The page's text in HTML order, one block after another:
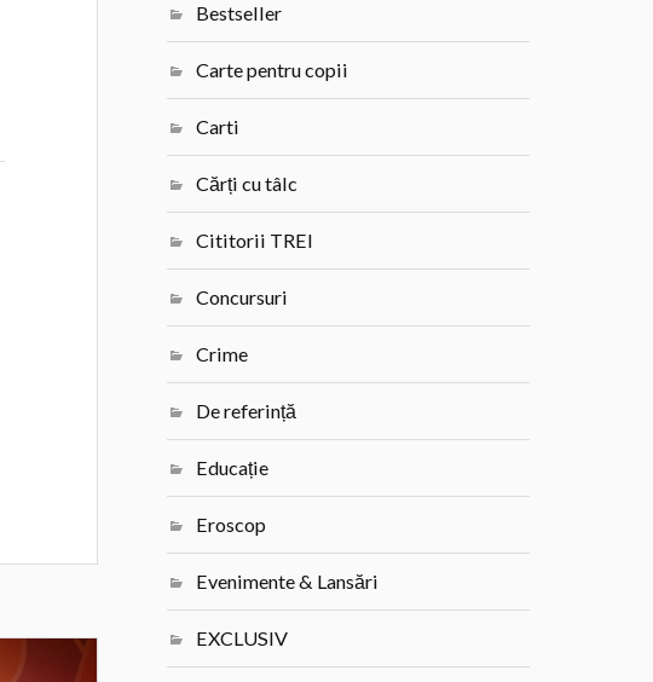
Bestseller
Carte pentru copii
Carti
Cărți cu tâlc
Cititorii TREI
Concursuri
Crime
De referință
Educație
Eroscop
Evenimente & Lansări
EXCLUSIV